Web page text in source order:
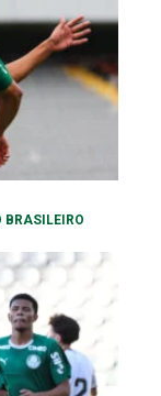
BRASILEIRO